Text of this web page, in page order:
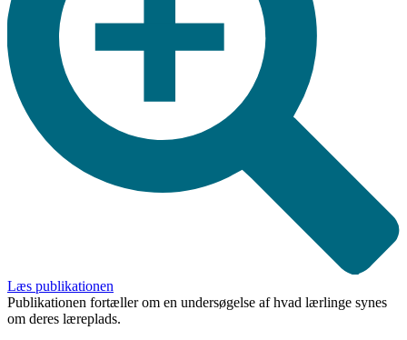
Læs publikationen
Publikationen fortæller om en undersøgelse af hvad lærlinge synes
om deres læreplads.